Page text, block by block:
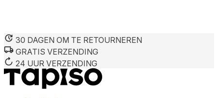
30 DAGEN OM TE RETOURNEREN
GRATIS VERZENDING
24 UUR VERZENDING
We gebruiken cookies om inhoud en advertenties te
deze informatie combineren met andere gegevens die u
diensten.